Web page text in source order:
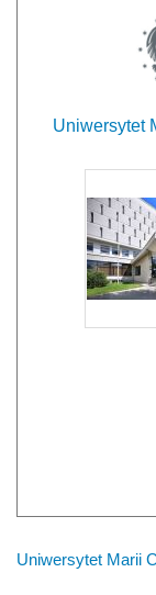
Uniwersytet
Uniwersytet Marii